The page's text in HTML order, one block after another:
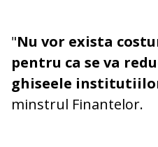
"Nu vor exista
pentru ca se va
ghiseele
minstrul Finantelor.